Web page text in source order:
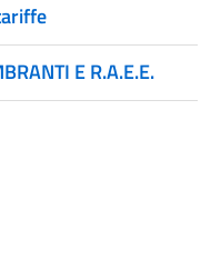
E R.A.E.E.